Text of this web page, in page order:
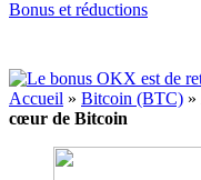
Bonus et réductions
Accueil » Bitcoin (BTC) »
cœur de Bitcoin